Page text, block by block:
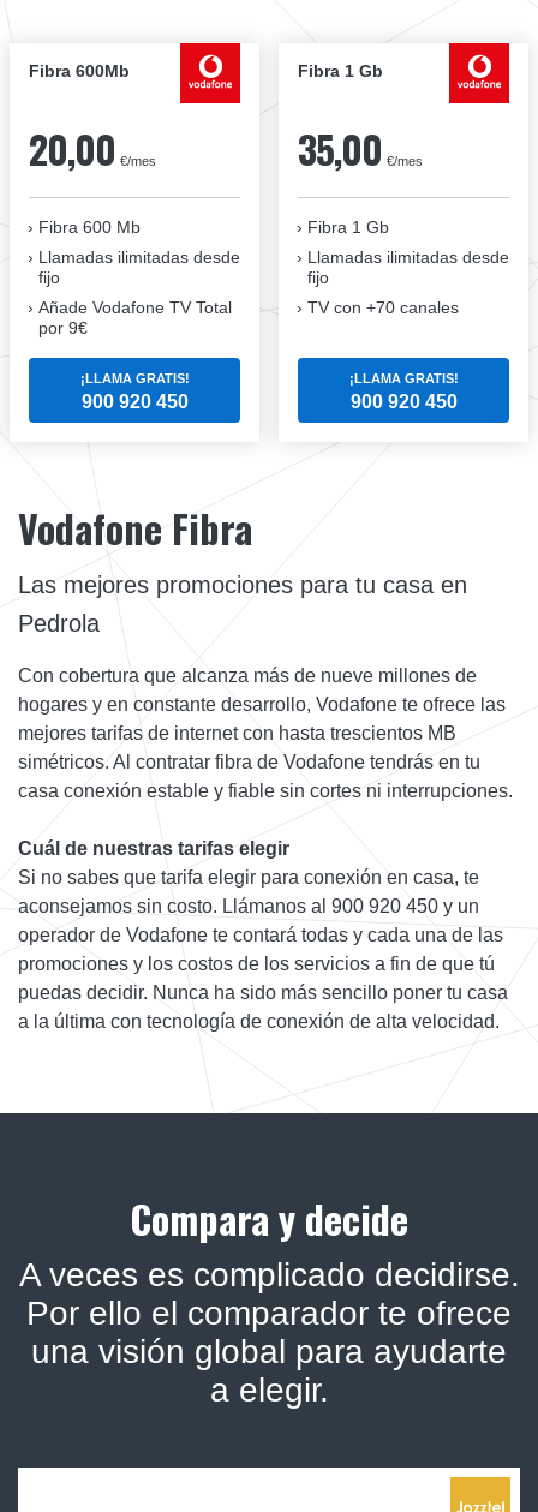
Fibra 600Mb
20,00 €/mes
Fibra 600 Mb
Llamadas ilimitadas desde
fijo
Añade Vodafone TV Total
por 9€
¡LLAMA GRATIS!
900 920 450
Fibra 1 Gb
35,00 €/mes
Fibra 1 Gb
Llamadas ilimitadas desde
fijo
TV con +70 canales
¡LLAMA GRATIS!
900 920 450
Vodafone Fibra
Las mejores promociones para tu casa en
Pedrola
Con cobertura que alcanza más de nueve millones de
hogares y en constante desarrollo, Vodafone te ofrece las
mejores tarifas de internet con hasta trescientos MB
simétricos. Al contratar fibra de Vodafone tendrás en tu
casa conexión estable y fiable sin cortes ni interrupciones.
Cuál de nuestras tarifas elegir
Si no sabes que tarifa elegir para conexión en casa, te
aconsejamos sin costo. Llámanos al 900 920 450 y un
operador de Vodafone te contará todas y cada una de las
promociones y los costos de los servicios a fin de que tú
puedas decidir. Nunca ha sido más sencillo poner tu casa
a la última con tecnología de conexión de alta velocidad.
Compara y decide
A veces es complicado decidirse.
Por ello el comparador te ofrece
una visión global para ayudarte
a elegir.